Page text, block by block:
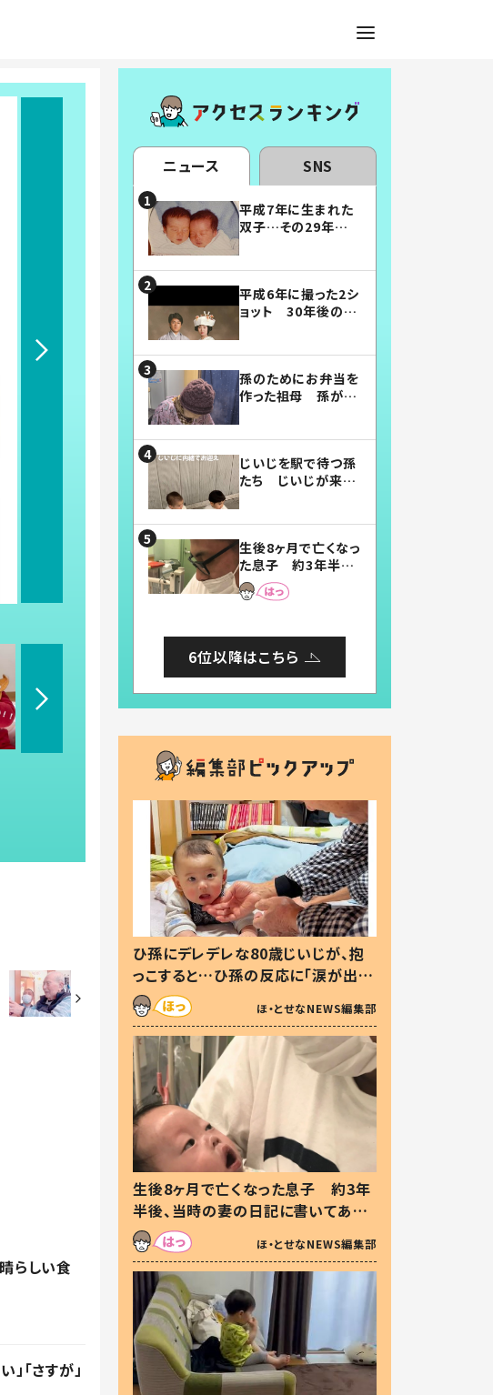
らしい食
「さすが」
ニュース SNS
平成7年に生まれた
双子…その29年後
平成6年に撮った2シ
ョット 30年後の姿
孫のためにお弁当を
作った祖母 孫が絶
じいじを駅で待つ孫
たち じいじが来た
まらない」「幸せにな
れる」
生後8ヶ月で亡くなっ
た息子 約3年半
後、当時の妻の日記
に書いてあった本音
6位以降はこちら
ひ孫にデレデレな80歳じいじが、抱
っこすると…ひ孫の反応に「涙が出ま
した」「可愛くて仕方ない」
ほ・とせなNEWS編集部
生後8ヶ月で亡くなった息子 約3年
半後、当時の妻の日記に書いてあっ
た本音とは
ほ・とせなNEWS編集部